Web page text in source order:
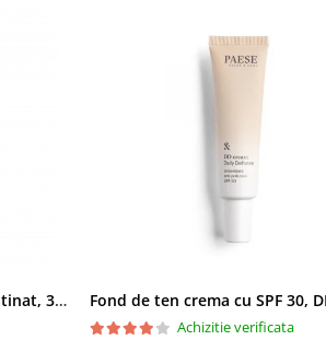
Fond de ten cu finisaj mat si satinat, 3C ALMOND - 33 ml
Achizitie verificata